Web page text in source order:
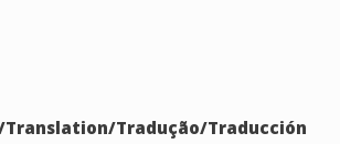
Translation/Tradução/Traducción